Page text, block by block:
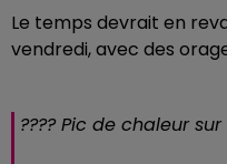
Le temps devrait en
vendredi, avec des
????️ Pic de chaleur